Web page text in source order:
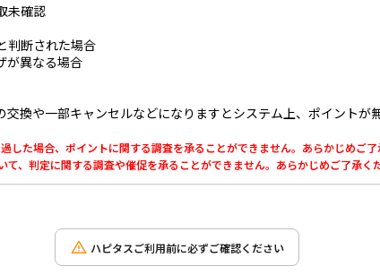
未確認
判断された場合
が異なる場合
交換や一部キャンセルなどになりますとシステム上、ポイントが
た場合、ポイントに関する調査を承ることができません。あらかじめご了
、判定に関する調査や催促を承ることができません。あらかじめご了承く
ハピタスご利用前に必ずご確認ください